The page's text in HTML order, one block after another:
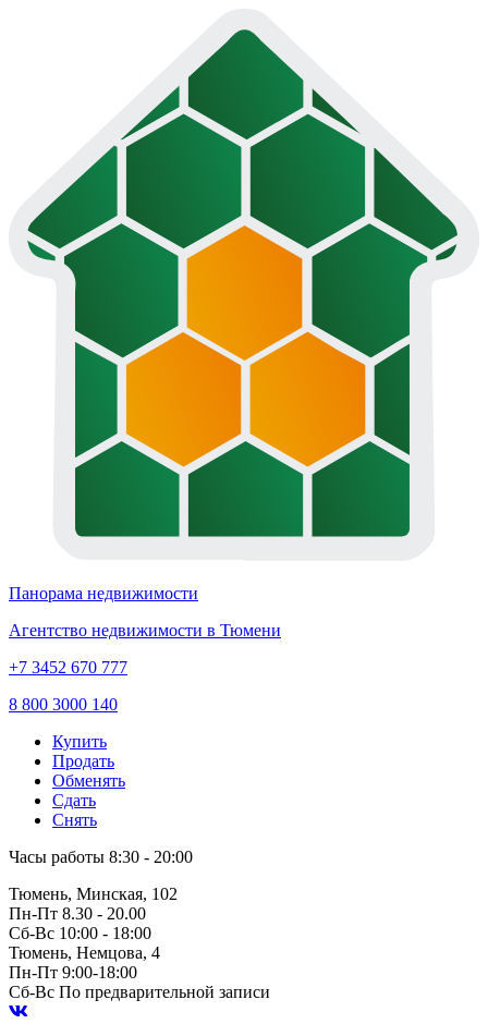
Панорама недвижимости
Агентство недвижимости в Тюмени
+7 3452 670 777
8 800 3000 140
Купить
Продать
Обменять
Сдать
Снять
Часы работы 8:30 - 20:00
Тюмень, Минская, 102
Пн-Пт 8.30 - 20.00
Сб-Вс 10:00 - 18:00
Тюмень, Немцова, 4
Пн-Пт 9:00-18:00
Сб-Вс По предварительной записи